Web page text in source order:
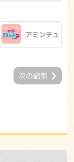
アミンチュ
次の記事